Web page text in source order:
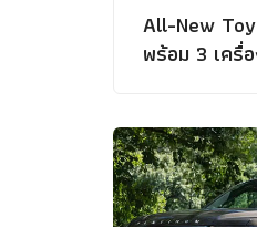
All-New
พร้อม 3 เครื่